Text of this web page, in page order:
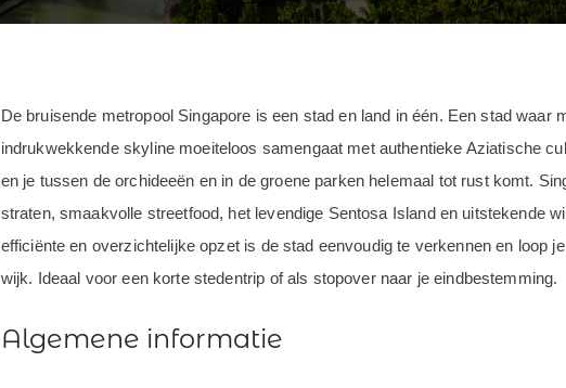
De bruisende metropool Singapore is een stad en land in één. Een stad waar
indrukwekkende skyline moeiteloos samengaat met authentieke Aziatische
en je tussen de orchideeën en in de groene parken helemaal tot rust komt.
straten, smaakvolle streetfood, het levendige Sentosa Island en uitstekende
efficiënte en overzichtelijke opzet is de stad eenvoudig te verkennen en loop
wijk. Ideaal voor een korte stedentrip of als stopover naar je eindbestemming.
Algemene informatie